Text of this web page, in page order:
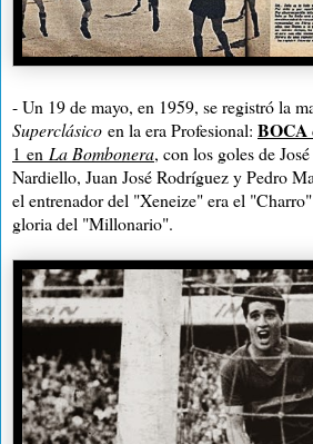
- Un 19 de mayo, en 1959, se registró la
Superclásico en la era Profesional: BOCA
1 en La Bombonera, con los goles de
Nardiello, Juan José Rodríguez y Pedro
el entrenador del "Xeneize" era el
gloria del "Millonario".